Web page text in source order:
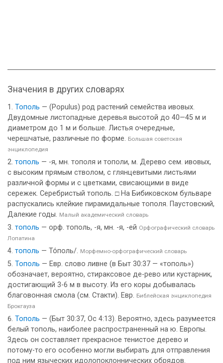
Значения в других словарях
Тополь — (Populus) род растений семейства ивовых.
Двудомные листопадные деревья высотой до 40—45 м и
диаметром до 1 м и больше. Листья очередные,
черешчатые, различные по форме. Большая советская
энциклопедия
тополь — -я, мн. тополя и тополи, м. Дерево сем. ивовых,
с высоким прямым стволом, с глянцевитыми листьями
различной формы и с цветками, свисающими в виде
сережек. Серебристый тополь. □ На Бибиковском бульваре
распускались клейкие пирамидальные тополя. Паустовский,
Далекие годы. Малый академический словарь
тополь — орф. тополь, -я, мн. -я, -ей Орфографический словарь
Лопатина
тополь — То́поль/. Морфемно-орфографический словарь
Тополь — Евр. слово ливне (в Быт 30:37 — «тополь»)
обозначает, вероятно, стираксовое де-рево или кустарник,
достигающий 3-6 м в высоту. Из его коры добывалась
благовонная смола (см. Стакти). Евр. Библейская энциклопедия
Брокгауза
Тополь — (Быт 30:37, Ос 4:13). Вероятно, здесь разумеется
белый тополь, наиболее распространенный на ю. Европы.
Здесь он составляет прекрасное тенистое дерево и
потому-то его особенно могли выбирать для отправления
под ним языческих идолопоклоннических обрядов.